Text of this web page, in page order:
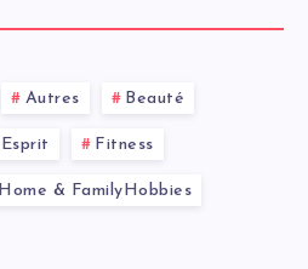
Autres Beauté
Esprit Fitness
Home & FamilyHobbies